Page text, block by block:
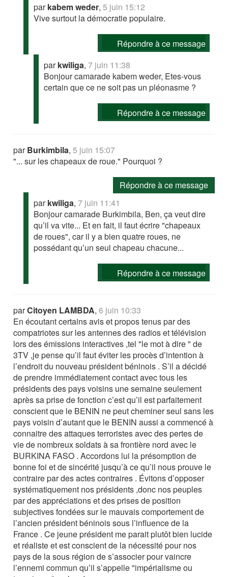
parkabem weder,5 juin 15:12
Vive surtout la démocratie populaire.
Répondre à ce message
parkwiliga,7 juin 11:38
Bonjour camarade kabem weder, Etes-vous
certain que ce ne soit pas un pléonasme ?
Répondre à ce message
parBurkimbila,5 juin 15:07
"... sur les chapeaux de roue." Pourquoi ?
Répondre à ce message
parkwiliga,7 juin 11:41
Bonjour camarade Burkimbila, Ben, ça veut dire
qu’il va vite... Et en fait, il faut écrire "chapeaux
de roues", car il y a bien quatre roues, ne
possédant qu’un seul chapeau chacune...
Répondre à ce message
parCitoyen LAMBDA,6 juin 10:33
En écoutant certains avis et propos tenus par des
compatriotes sur les antennes des radios et télévision
lors des émissions interactives ,tel "le mot à dire " de
3TV ,je pense qu’il faut éviter les procès d’intention à
l’endroit du nouveau président béninois . S’il a décidé
de prendre immédiatement contact avec tous les
présidents des pays voisins une semaine seulement
après sa prise de fonction c’est qu’il est parfaitement
conscient que le BENIN ne peut cheminer seul sans les
pays voisin d’autant que le BENIN aussi a commencé à
connaitre des attaques terroristes avec des pertes de
vie de nombreux soldats à sa frontière nord avec le
BURKINA FASO . Accordons lui la présomption de
bonne foi et de sincérité jusqu’à ce qu’il nous prouve le
contraire par des actes contraires . Évitons d’opposer
systématiquement nos présidents ,donc nos peuples
par des appréciations et des prises de position
subjectives fondées sur le mauvais comportement de
l’ancien président béninois sous l’influence de la
France . Ce jeune président me parait plutôt bien lucide
et réaliste et est conscient de la nécessité pour nos
pays de la sous région de s’associer pour vaincre
l’ennemi commun qu’il s’appelle "impérialisme ou